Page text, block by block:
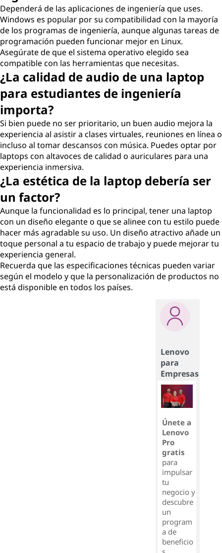
Dependerá de las aplicaciones de ingeniería que uses.
Windows es popular por su compatibilidad con la mayoría
de los programas de ingeniería, aunque algunas tareas de
programación pueden funcionar mejor en Linux.
Asegúrate de que el sistema operativo elegido sea
compatible con las herramientas que necesitas.
¿La calidad de audio de una laptop
para estudiantes de ingeniería
importa?
Si bien puede no ser prioritario, un buen audio mejora la
experiencia al asistir a clases virtuales, reuniones en línea o
incluso al tomar descansos con música. Puedes optar por
laptops con altavoces de calidad o auriculares para una
experiencia inmersiva.
¿La estética de la laptop debería ser
un factor?
Aunque la funcionalidad es lo principal, tener una laptop
con un diseño elegante o que se alinee con tu estilo puede
hacer más agradable su uso. Un diseño atractivo añade un
toque personal a tu espacio de trabajo y puede mejorar tu
experiencia general.
Recuerda que las especificaciones técnicas pueden variar
según el modelo y que la personalización de productos no
está disponible en todos los países.
Lenovo
para
Empresas
Únete a
Lenovo
Pro
gratis
para
impulsar
tu
negocio y
descubre
un
program
a de
beneficio